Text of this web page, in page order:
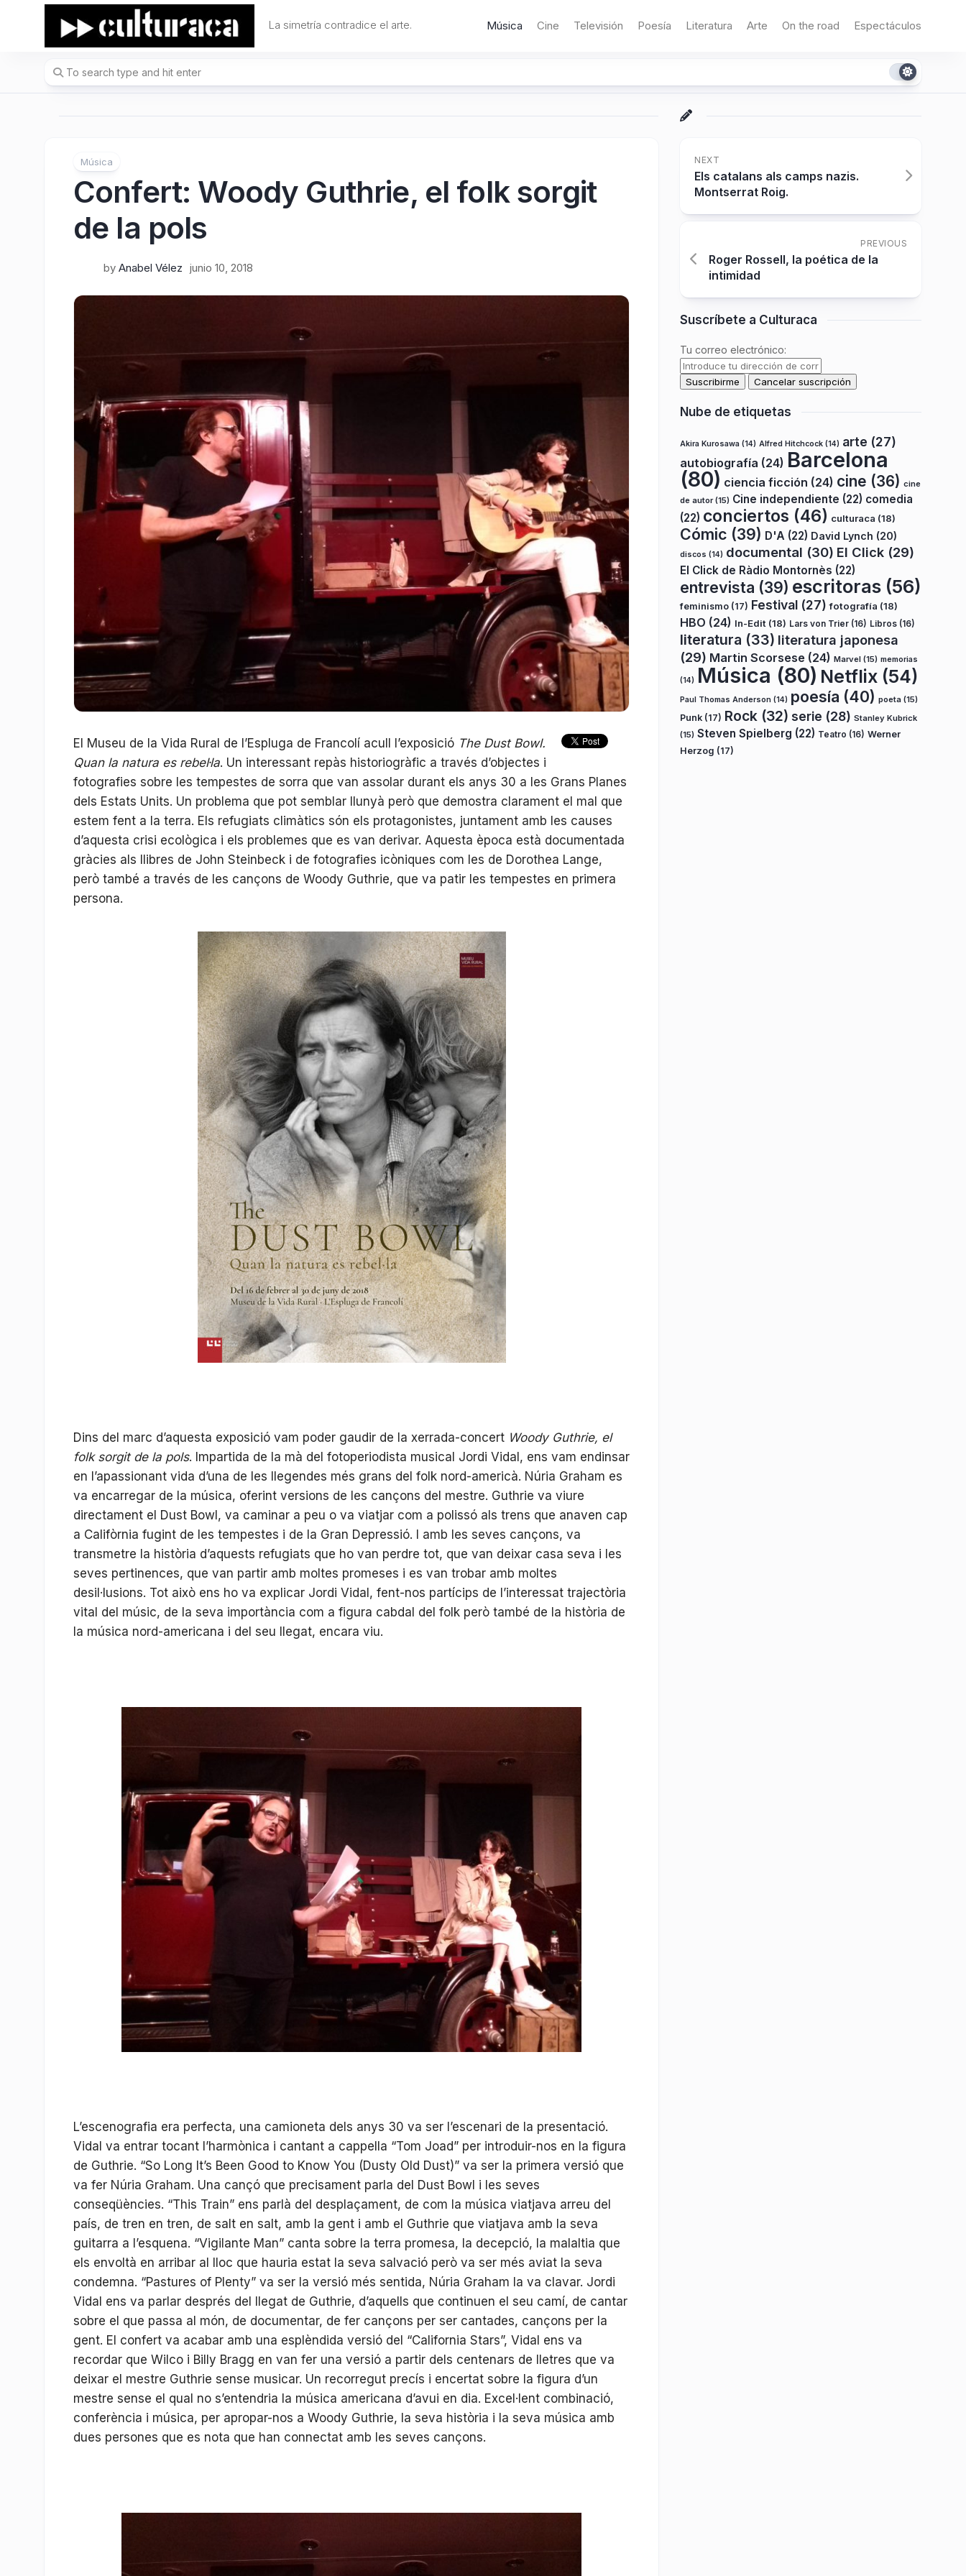
La simetría contradice el arte. Música Cine Televisión Poesía Literatura Arte On the road Espectáculos
Música
Confert: Woody Guthrie, el folk sorgit
de la pols
by Anabel Vélez junio 10, 2018
El Museu de la Vida Rural de l’Espluga de Francolí acull l’exposició The Dust Bowl.
Quan la natura es rebel·la. Un interessant repàs historiogràfic a través d’objectes i
fotografies sobre les tempestes de sorra que van assolar durant els anys 30 a les Grans Planes
dels Estats Units. Un problema que pot semblar llunyà però que demostra clarament el mal que
estem fent a la terra. Els refugiats climàtics són els protagonistes, juntament amb les causes
d’aquesta crisi ecològica i els problemes que es van derivar. Aquesta època està documentada
gràcies als llibres de John Steinbeck i de fotografies icòniques com les de Dorothea Lange,
però també a través de les cançons de Woody Guthrie, que va patir les tempestes en primera
persona.
Dins del marc d’aquesta exposició vam poder gaudir de la xerrada-concert Woody Guthrie, el
folk sorgit de la pols. Impartida de la mà del fotoperiodista musical Jordi Vidal, ens vam endinsar
en l’apassionant vida d’una de les llegendes més grans del folk nord-americà. Núria Graham es
va encarregar de la música, oferint versions de les cançons del mestre. Guthrie va viure
directament el Dust Bowl, va caminar a peu o va viatjar com a polissó als trens que anaven cap
a Califòrnia fugint de les tempestes i de la Gran Depressió. I amb les seves cançons, va
transmetre la història d’aquests refugiats que ho van perdre tot, que van deixar casa seva i les
seves pertinences, que van partir amb moltes promeses i es van trobar amb moltes
desil·lusions. Tot això ens ho va explicar Jordi Vidal, fent-nos partícips de l’interessat trajectòria
vital del músic, de la seva importància com a figura cabdal del folk però també de la història de
la música nord-americana i del seu llegat, encara viu.
L’escenografia era perfecta, una camioneta dels anys 30 va ser l’escenari de la presentació.
Vidal va entrar tocant l’harmònica i cantant a cappella “Tom Joad” per introduir-nos en la figura
de Guthrie. “So Long It’s Been Good to Know You (Dusty Old Dust)” va ser la primera versió que
va fer Núria Graham. Una cançó que precisament parla del Dust Bowl i les seves
conseqüències. “This Train” ens parlà del desplaçament, de com la música viatjava arreu del
país, de tren en tren, de salt en salt, amb la gent i amb el Guthrie que viatjava amb la seva
guitarra a l’esquena. “Vigilante Man” canta sobre la terra promesa, la decepció, la malaltia que
els envoltà en arribar al lloc que hauria estat la seva salvació però va ser més aviat la seva
condemna. “Pastures of Plenty” va ser la versió més sentida, Núria Graham la va clavar. Jordi
Vidal ens va parlar després del llegat de Guthrie, d’aquells que continuen el seu camí, de cantar
sobre el que passa al món, de documentar, de fer cançons per ser cantades, cançons per la
gent. El confert va acabar amb una esplèndida versió del “California Stars”, Vidal ens va
recordar que Wilco i Billy Bragg en van fer una versió a partir dels centenars de lletres que va
deixar el mestre Guthrie sense musicar. Un recorregut precís i encertat sobre la figura d’un
mestre sense el qual no s’entendria la música americana d’avui en dia. Excel·lent combinació,
conferència i música, per apropar-nos a Woody Guthrie, la seva història i la seva música amb
dues persones que es nota que han connectat amb les seves cançons.
NEXT
Els catalans als camps nazis.
Montserrat Roig.
PREVIOUS
Roger Rossell, la poética de la
intimidad
Suscríbete a Culturaca
Tu correo electrónico:
Nube de etiquetas
Akira Kurosawa (14) Alfred Hitchcock (14) arte (27)
autobiografía (24) Barcelona
(80) ciencia ficción (24) cine (36) cine
de autor(15) Cine independiente (22) comedia
(22) conciertos (46) culturaca (18)
Cómic (39) D'A (22) David Lynch (20)
discos (14) documental (30) El Click (29)
El Click de Ràdio Montornès (22)
entrevista (39) escritoras (56)
feminismo (17) Festival (27) fotografía (18)
HBO (24) In-Edit (18) Lars von Trier (16) Libros (16)
literatura (33) literatura japonesa
(29) Martin Scorsese (24) Marvel (15) memorias
(14) Música (80) Netflix (54)
Paul Thomas Anderson (14) poesía (40) poeta (15)
Punk (17) Rock (32) serie (28) Stanley Kubrick
(15) Steven Spielberg (22) Teatro (16) Werner
Herzog (17)